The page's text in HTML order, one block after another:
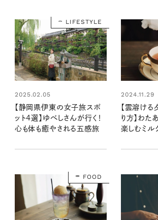
LIFESTYLE
2025.02.05
【静岡県伊東の女子旅スポ
ット4選】ゆべしさんが行く！
心も体も癒やされる五感旅
2024.11.29
【雲溶ける
り方】わた
楽しむミル
FOOD